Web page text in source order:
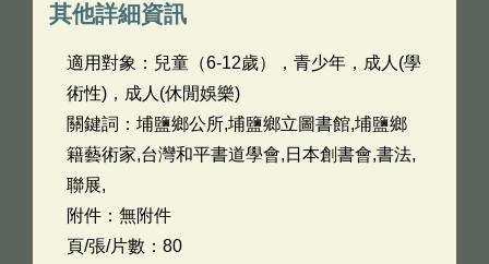
其他詳細資訊
適用對象：兒童（6-12歲），青少年，成人(學
術性)，成人(休閒娛樂)
關鍵詞：埔鹽鄉公所,埔鹽鄉立圖書館,埔鹽鄉
籍藝術家,台灣和平書道學會,日本創書會,書法,
聯展,
附件：無附件
頁/張/片數：80